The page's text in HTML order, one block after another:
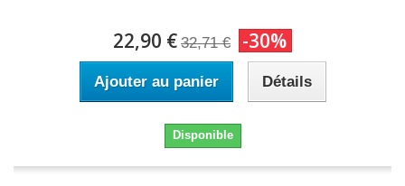
22,90 € 32,71 € -30%
Ajouter au panier Détails
Disponible